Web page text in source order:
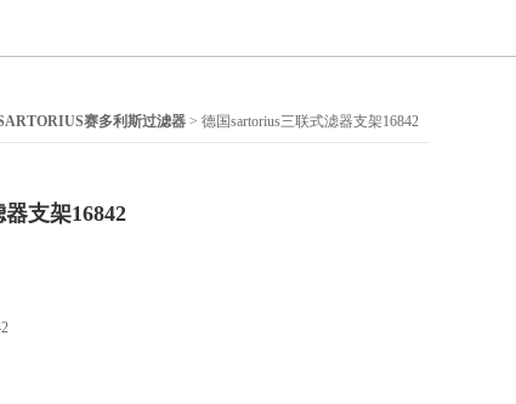
赛多利斯过滤器 > 德国sartorius三联式滤器支架16842
支架16842